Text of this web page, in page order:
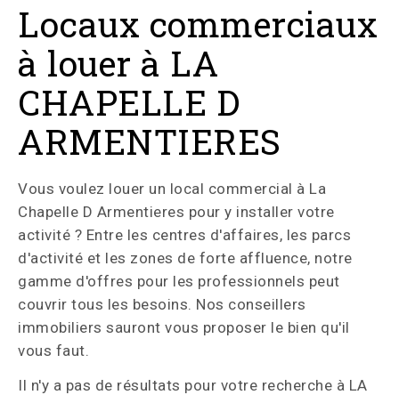
Locaux commerciaux
à louer à LA
CHAPELLE D
ARMENTIERES
Vous voulez louer un local commercial à La
Chapelle D Armentieres pour y installer votre
activité ? Entre les centres d'affaires, les parcs
d'activité et les zones de forte affluence, notre
gamme d'offres pour les professionnels peut
couvrir tous les besoins. Nos conseillers
immobiliers sauront vous proposer le bien qu'il
vous faut.
Il n'y a pas de résultats pour votre recherche à LA